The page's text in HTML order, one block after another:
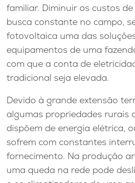
familiar. Diminuir os custos
busca constante no campo,
fotovoltaica uma das
equipamentos de uma
com que a conta de
tradicional seja elevada.
Devido à grande extensão
algumas propriedades rurais
dispõem de energia elétrica,
sofrem com constantes
fornecimento. Na produção
uma queda na rede pode